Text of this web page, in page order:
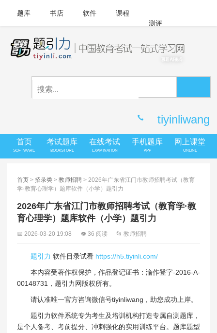
题库 书店 软件
课程
测评
APP下载
tiyinliwang
首页
SOFTWARE
考试题库
BOOKSTORE
在线考试
EXAMINATION
手机题库
APP
网上课堂
ONLINE
首页 > 招录类 > 教师招聘 > 2026年广东省江门市教师招聘考试（教育
学·教育心理学）题库软件（小学）题引力
2026年广东省江门市教师招聘考试（教育学·教
育心理学）题库软件（小学）题引力
📅 2026-03-20 19:08 👁 36 阅读 📂 教师招聘
题引力 软件目录试看 https://h5.tiyinli.com/
本内容受著作权保护，作品登记证书：渝作登字-2016-A-
00148731，题引力网版权所有。
请认准唯一官方咨询微信号tiyinliwang，助您成功上岸。
题引力软件系统专为考生及培训机构打造专属自测题库，
是个人备考、考前提分、冲刺强化的实用训练平台。题库题型